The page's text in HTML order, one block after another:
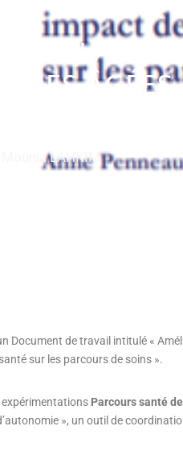
LA
Mounia LAHKIM
Document de travail intitulé «
sur les parcours de soins ».
expérimentations Parcours santé
», un outil de